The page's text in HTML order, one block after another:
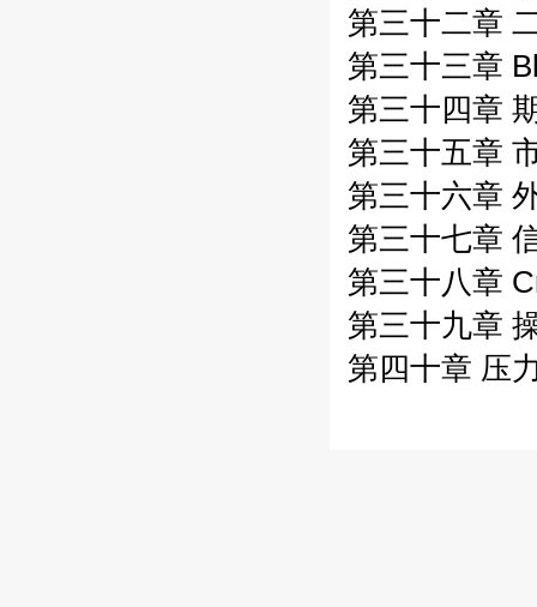
第三十二章
第三十三章
第三十四章
第三十五章
第三十六章
第三十七章
第三十八章
第三十九章
第四十章 压